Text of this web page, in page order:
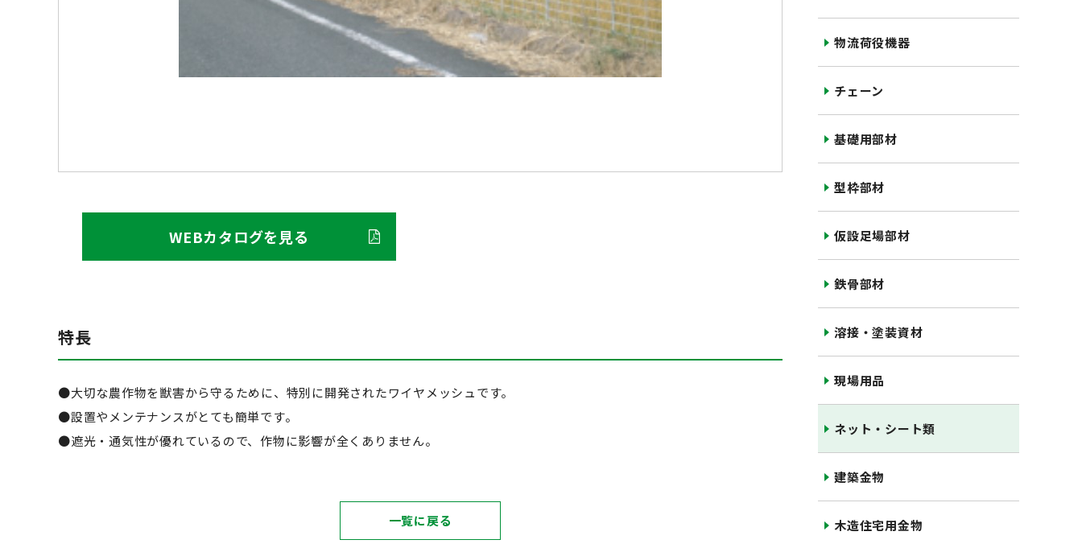
WEBカタログを見る
特長
●大切な農作物を獣害から守るために、特別に開発されたワイヤメッシュです。
●設置やメンテナンスがとても簡単です。
●遮光・通気性が優れているので、作物に影響が全くありません。
一覧に戻る
物流荷役機器
チェーン
基礎用部材
型枠部材
仮設足場部材
鉄骨部材
溶接・塗装資材
現場用品
ネット・シート類
建築金物
木造住宅用金物